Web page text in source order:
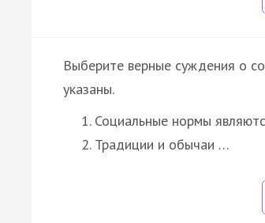
Выберите верные суждения о
указаны.
Социальные нормы
Традиции и обычаи …